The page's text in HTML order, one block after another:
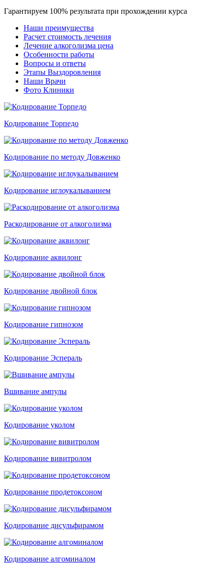
Гарантируем 100% результата при прохождении курса
Наши преимущества
Расчет стоимость лечения
Лечение алкоголизма цена
Особенности работы
Вопросы и ответы
Этапы Выздоровления
Наши Врачи
Фото Клиники
Кодирование Торпедо
Кодирование по методу Довженко
Кодирование иглоукалыванием
Раскодирование от алкоголизма
Кодирование аквилонг
Кодирование двойной блок
Кодирование гипнозом
Кодирование Эспераль
Вшивание ампулы
Кодирование уколом
Кодирование вивитролом
Кодирование продетоксоном
Кодирование дисульфирамом
Кодирование алгоминалом